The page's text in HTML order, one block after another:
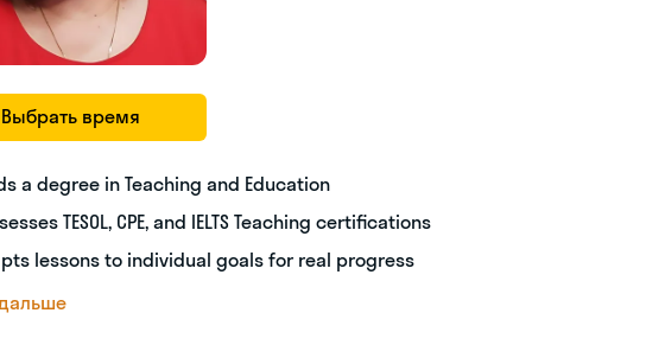
Выбрать время
a degree in Teaching and Education
TESOL, CPE, and IELTS Teaching certifications
lessons to individual goals for real progress